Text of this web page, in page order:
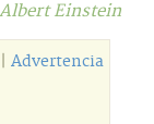
Einstein
Advertencia